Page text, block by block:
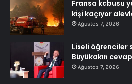
Fransa kabusu
kişi kaçıyor
Ağustos 7, 2026
Liseli öğrenciler
Büyükakın
Ağustos 7, 2026